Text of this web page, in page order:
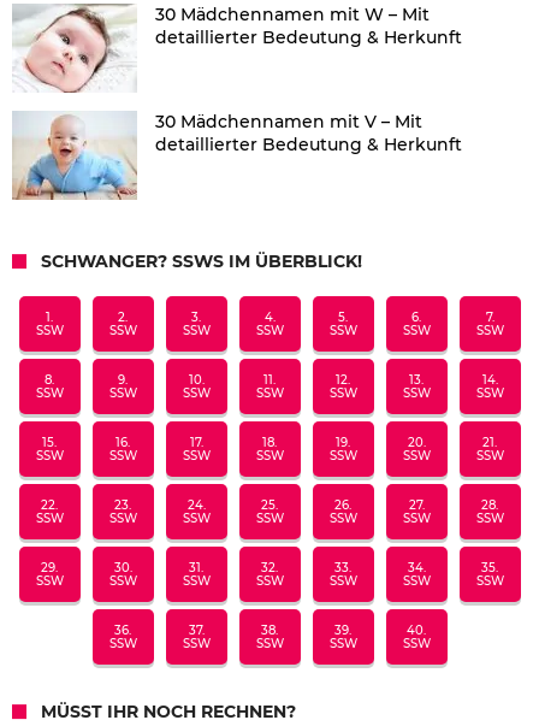
30 Mädchennamen mit W – Mit
detaillierter Bedeutung & Herkunft
30 Mädchennamen mit V – Mit
detaillierter Bedeutung & Herkunft
SCHWANGER? SSWS IM ÜBERBLICK!
1.
SSW
2.
SSW
3.
SSW
4.
SSW
5.
SSW
6.
SSW
7.
SSW
8.
SSW
9.
SSW
10.
SSW
11.
SSW
12.
SSW
13.
SSW
14.
SSW
15.
SSW
16.
SSW
17.
SSW
18.
SSW
19.
SSW
20.
SSW
21.
SSW
22.
SSW
23.
SSW
24.
SSW
25.
SSW
26.
SSW
27.
SSW
28.
SSW
29.
SSW
30.
SSW
31.
SSW
32.
SSW
33.
SSW
34.
SSW
35.
SSW
36.
SSW
37.
SSW
38.
SSW
39.
SSW
40.
SSW
MÜSST IHR NOCH RECHNEN?